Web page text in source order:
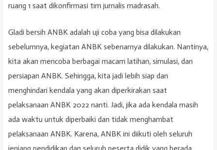
ruang 1 saat dikonfirmasi tim jurnalis madrasah.
Gladi bersih ANBK adalah uji coba yang bisa dilakukan
sebelumnya, kegiatan ANBK sebenarnya dilakukan. Nantinya,
kita akan mencoba berbagai macam latihan, simulasi, dan
persiapan ANBK. Sehingga, kita jadi lebih siap dan
menghindari kendala yang akan diperkirakan saat
pelaksanaan ANBK 2022 nanti. Jadi, jika ada kendala masih
ada waktu untuk diperbaiki dan tidak menghambat
pelaksanaan ANBK. Karena, ANBK ini diikuti oleh seluruh